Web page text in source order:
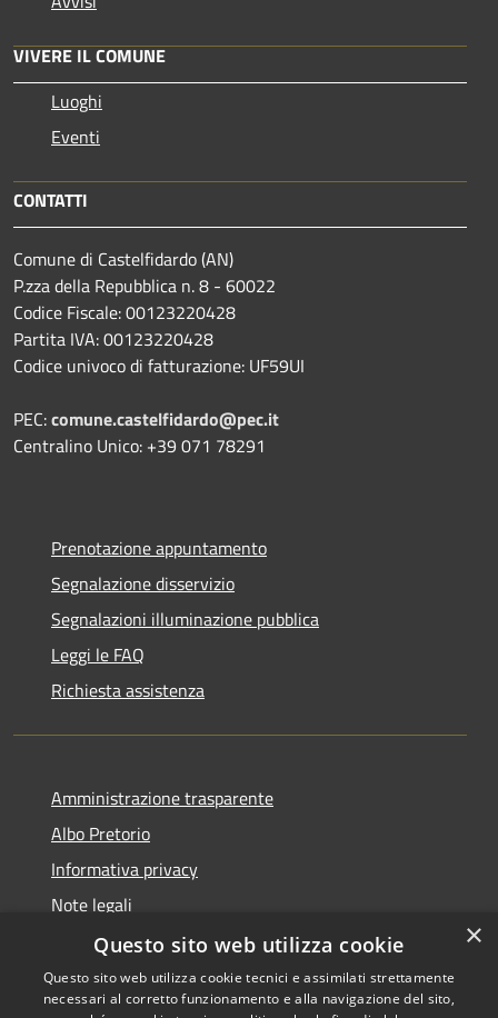
VIVERE IL COMUNE
Luoghi
Eventi
CONTATTI
Comune di Castelfidardo (AN)
P.zza della Repubblica n. 8 - 60022
Codice Fiscale: 00123220428
Partita IVA: 00123220428
Codice univoco di fatturazione: UF59UI
PEC:comune.castelfidardo@pec.it
Centralino Unico: +39 071 78291
Prenotazione appuntamento
Segnalazione disservizio
Segnalazioni illuminazione pubblica
Leggi le FAQ
Richiesta assistenza
Amministrazione trasparente
Albo Pretorio
Informativa privacy
Note legali
Dichiarazione di accessibilità
×
Questo sito web utilizza cookie
Questo sito web utilizza cookie tecnici e assimilati strettamente
necessari al corretto funzionamento e alla navigazione del sito,